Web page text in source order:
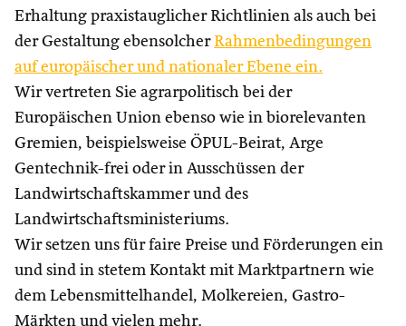
Erhaltung praxistauglicher Richtlinien als auch bei
der Gestaltung ebensolcher Rahmenbedingungen
auf europäischer und nationaler Ebene ein.
Wir vertreten Sie agrarpolitisch bei der
Europäischen Union ebenso wie in biorelevanten
Gremien, beispielsweise ÖPUL-Beirat, Arge
Gentechnik-frei oder in Ausschüssen der
Landwirtschaftskammer und des
Landwirtschaftsministeriums.
Wir setzen uns für faire Preise und Förderungen ein
und sind in stetem Kontakt mit Marktpartnern wie
dem Lebensmittelhandel, Molkereien, Gastro-
Märkten und vielen mehr.